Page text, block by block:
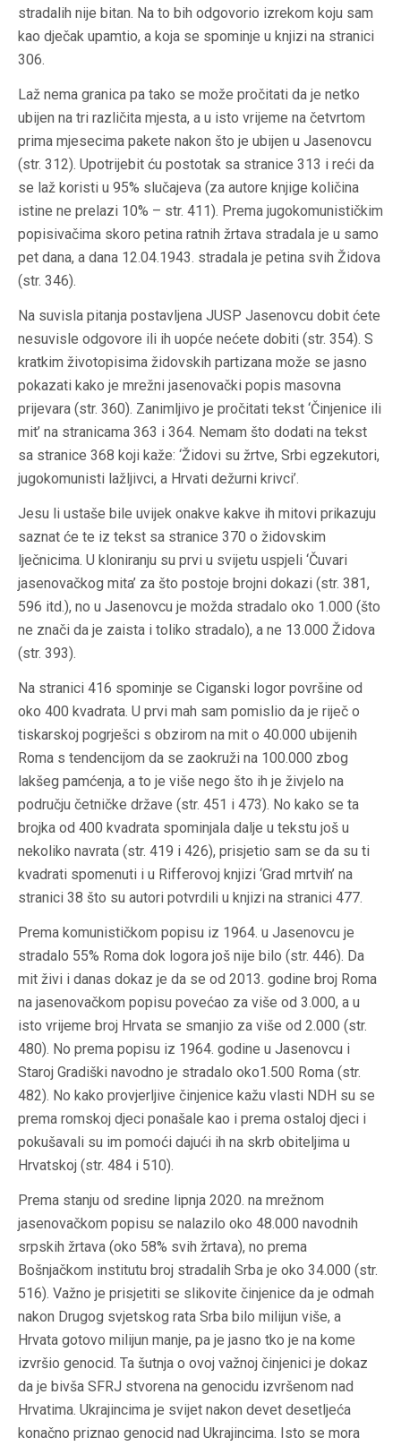
stradalih nije bitan. Na to bih odgovorio izrekom koju sam
kao dječak upamtio, a koja se spominje u knjizi na stranici
306.
Laž nema granica pa tako se može pročitati da je netko
ubijen na tri različita mjesta, a u isto vrijeme na četvrtom
prima mjesecima pakete nakon što je ubijen u Jasenovcu
(str. 312). Upotrijebit ću postotak sa stranice 313 i reći da
se laž koristi u 95% slučajeva (za autore knjige količina
istine ne prelazi 10% – str. 411). Prema jugokomunističkim
popisivačima skoro petina ratnih žrtava stradala je u samo
pet dana, a dana 12.04.1943. stradala je petina svih Židova
(str. 346).
Na suvisla pitanja postavljena JUSP Jasenovcu dobit ćete
nesuvisle odgovore ili ih uopće nećete dobiti (str. 354). S
kratkim životopisima židovskih partizana može se jasno
pokazati kako je mrežni jasenovački popis masovna
prijevara (str. 360). Zanimljivo je pročitati tekst ‘Činjenice ili
mit’ na stranicama 363 i 364. Nemam što dodati na tekst
sa stranice 368 koji kaže: ‘Židovi su žrtve, Srbi egzekutori,
jugokomunisti lažljivci, a Hrvati dežurni krivci’.
Jesu li ustaše bile uvijek onakve kakve ih mitovi prikazuju
saznat će te iz tekst sa stranice 370 o židovskim
lječnicima. U kloniranju su prvi u svijetu uspjeli ‘Čuvari
jasenovačkog mita’ za što postoje brojni dokazi (str. 381,
596 itd.), no u Jasenovcu je možda stradalo oko 1.000 (što
ne znači da je zaista i toliko stradalo), a ne 13.000 Židova
(str. 393).
Na stranici 416 spominje se Ciganski logor površine od
oko 400 kvadrata. U prvi mah sam pomislio da je riječ o
tiskarskoj pogrješci s obzirom na mit o 40.000 ubijenih
Roma s tendencijom da se zaokruži na 100.000 zbog
lakšeg pamćenja, a to je više nego što ih je živjelo na
području četničke države (str. 451 i 473). No kako se ta
brojka od 400 kvadrata spominjala dalje u tekstu još u
nekoliko navrata (str. 419 i 426), prisjetio sam se da su ti
kvadrati spomenuti i u Rifferovoj knjizi ‘Grad mrtvih’ na
stranici 38 što su autori potvrdili u knjizi na stranici 477.
Prema komunističkom popisu iz 1964. u Jasenovcu je
stradalo 55% Roma dok logora još nije bilo (str. 446). Da
mit živi i danas dokaz je da se od 2013. godine broj Roma
na jasenovačkom popisu povećao za više od 3.000, a u
isto vrijeme broj Hrvata se smanjio za više od 2.000 (str.
480). No prema popisu iz 1964. godine u Jasenovcu i
Staroj Gradiški navodno je stradalo oko1.500 Roma (str.
482). No kako provjerljive činjenice kažu vlasti NDH su se
prema romskoj djeci ponašale kao i prema ostaloj djeci i
pokušavali su im pomoći dajući ih na skrb obiteljima u
Hrvatskoj (str. 484 i 510).
Prema stanju od sredine lipnja 2020. na mrežnom
jasenovačkom popisu se nalazilo oko 48.000 navodnih
srpskih žrtava (oko 58% svih žrtava), no prema
Bošnjačkom institutu broj stradalih Srba je oko 34.000 (str.
516). Važno je prisjetiti se slikovite činjenice da je odmah
nakon Drugog svjetskog rata Srba bilo milijun više, a
Hrvata gotovo milijun manje, pa je jasno tko je na kome
izvršio genocid. Ta šutnja o ovoj važnoj činjenici je dokaz
da je bivša SFRJ stvorena na genocidu izvršenom nad
Hrvatima. Ukrajincima je svijet nakon devet desetljeća
konačno priznao genocid nad Ukrajincima. Isto se mora